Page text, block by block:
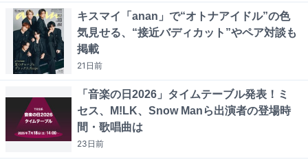
キスマイ「anan」で“オトナアイドル”の色
気見せる、“接近バディカット”やペア対談も
掲載
21日前
「音楽の日2026」タイムテーブル発表！ミ
セス、M!LK、Snow Manら出演者の登場時
間・歌唱曲は
23日前